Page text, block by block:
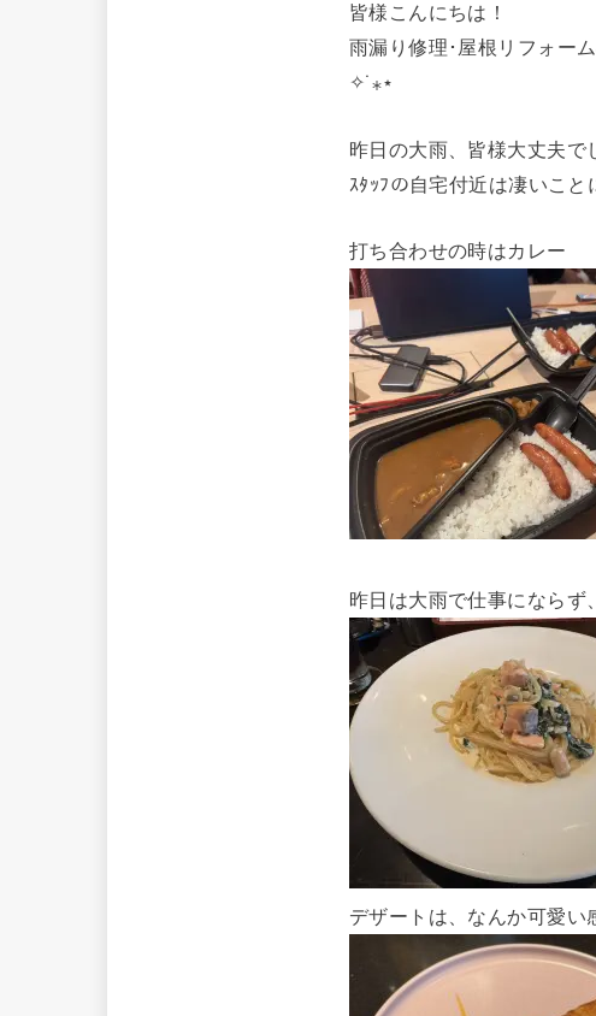
皆様こんにちは！
雨漏り修理･屋根リフォー
✧˙⁎⋆
昨日の大雨、皆様大丈夫で
ｽﾀｯﾌの自宅付近は凄いこと
打ち合わせの時はカレー
昨日は大雨で仕事にならず
デザートは、なんか可愛い